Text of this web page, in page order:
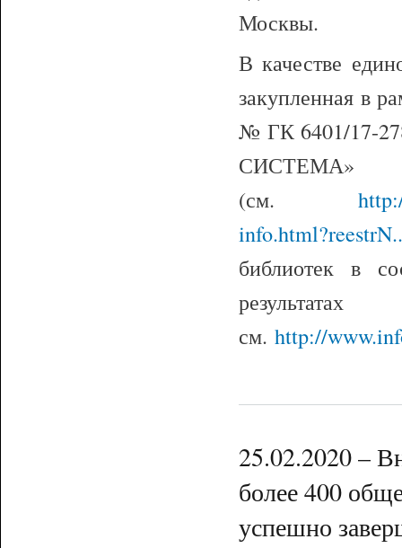
Москвы.
В качестве
закупленная в
№ ГК 6401/17-
СИСТЕМА»
(см.
библиотек в
см. http://
25.02.2020 –
более 400
успешно